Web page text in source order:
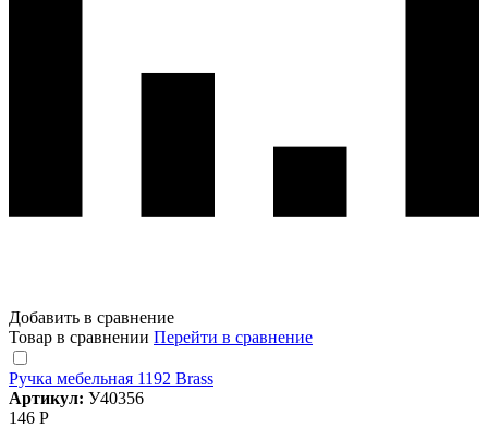
Добавить в сравнение
Товар в сравнении Перейти в сравнение
Ручка мебельная 1192 Brass
Артикул: У40356
146 Р